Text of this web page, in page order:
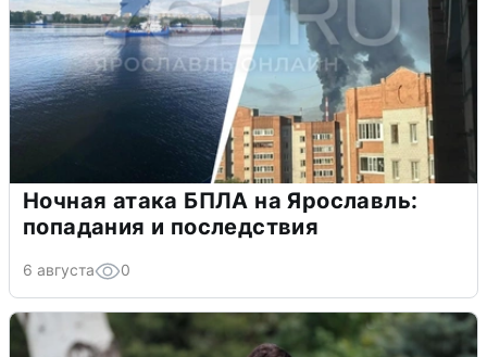
Ночная атака БПЛА на Ярославль:
попадания и последствия
6 августа 0